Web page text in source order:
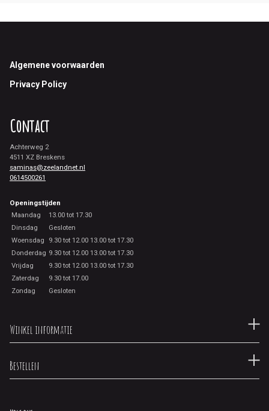
Footer
Algemene voorwaarden
Privacy Policy
Contact
Achterweg 2
4511 XZ Breskens
saminas@zeelandnet.nl
0614500261
Openingstijden
Maandag
13.00 tot 17.30
Dinsdag
Gesloten
Woensdag
9.30 tot 12.00 13.00 tot 17.30
Donderdag 9.30 tot 12.00 13.00 tot 17.30
Vrijdag
9.30 tot 12.00 13.00 tot 17.30
Zaterdag
9.30 tot 17.00
Zondag
Gesloten
Winkel informatie
Bestellen